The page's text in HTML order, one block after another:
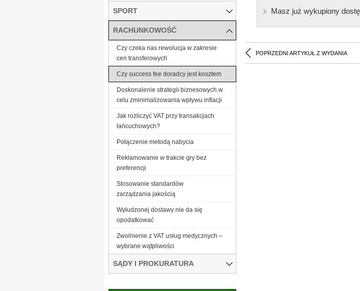
Masz już wykupiony
POPRZEDNI ARTYKUŁ Z WYDANIA
SPORT
RACHUNKOWOŚĆ
Czy czeka nas rewolucja w zakresie
cen transferowych
Czy success fee doradcy jest kosztem
Doskonalenie strategii biznesowych w
celu zminimalizowania wpływu inflacji
Jak rozliczyć VAT przy transakcjach
łańcuchowych?
Połączenie metodą nabycia
Reklamowanie w trakcie gry bez
preferencji
Stosowanie standardów
zarządzania jakością
Wyłudzonej dostawy nie da się
opodatkować
Zwolnienie z VAT usług medycznych –
wybrane wątpliwości
SĄDY I PROKURATURA